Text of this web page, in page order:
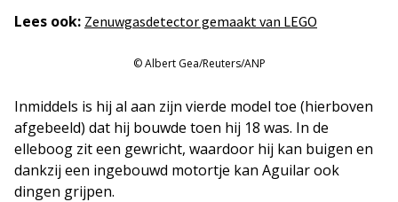
Lees ook: Zenuwgasdetector gemaakt van LEGO
© Albert Gea/Reuters/ANP
Inmiddels is hij al aan zijn vierde model toe (hierboven
afgebeeld) dat hij bouwde toen hij 18 was. In de
elleboog zit een gewricht, waardoor hij kan buigen en
dankzij een ingebouwd motortje kan Aguilar ook
dingen grijpen.